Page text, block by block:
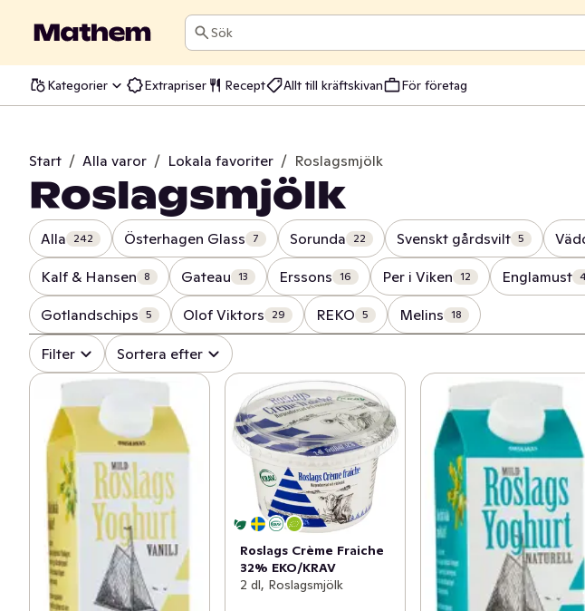
Sök
Kategorier Extrapriser Recept Allt till kräftskivan För företag
Start / Alla varor / Lokala favoriter / Roslagsmjölk
Roslagsmjölk
Alla 242 Österhagen Glass 7 Sorunda 22 Svenskt gårdsvilt 5
Kalf & Hansen 8 Gateau 13 Erssons 16 Per i Viken 12 Englamust
Gotlandschips 5 Olof Viktors 29 REKO 5 Melins 18
Filter Sortera efter
Roslags Crème Fraiche
32% EKO/KRAV
2 dl, Roslagsmjölk